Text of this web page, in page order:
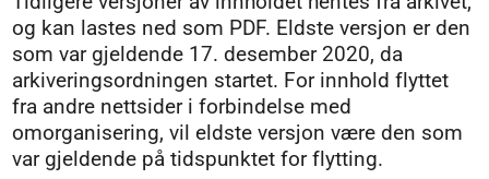
og kan lastes ned som PDF. Eldste versjon er den
som var gjeldende 17. desember 2020, da
arkiveringsordningen startet. For innhold flyttet
fra andre nettsider i forbindelse med
omorganisering, vil eldste versjon være den som
var gjeldende på tidspunktet for flytting.